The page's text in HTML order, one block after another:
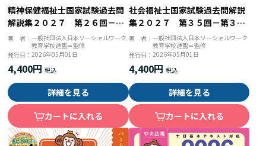
精神保健福祉士国家試験過去問
解説集２０２７ 第２６回－第
２８回完全解説＋第２５回問題
＆解答
著 者： 一般社団法人日本ソーシャルワーク
教育学校連盟＝監修
発行日：2026年05月01日
4,400円
詳細を見る
カートに入れる
社会福祉士国家試験過去問解説
集２０２７ 第３５回－第３８
回完全解説＋第２７回－第３４
回問題＆解答
著 者： 一般社団法人日本ソーシャルワーク
教育学校連盟＝監修
発行日： 2026年05月01日
4,400円
詳細を見る
カートに入れる